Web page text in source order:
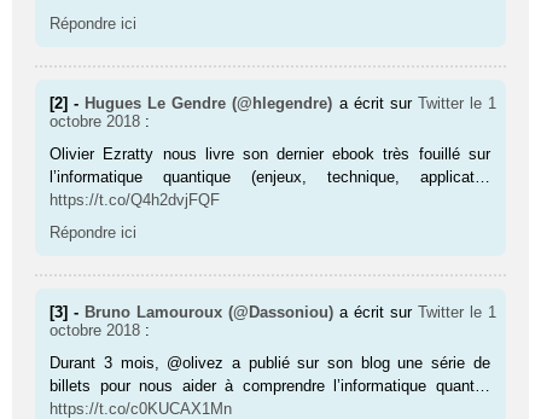
Répondre ici
[2] - Hugues Le Gendre (@hlegendre) a écrit sur Twitter le 1
octobre 2018 :
Olivier Ezratty nous livre son dernier ebook très fouillé sur
l’informatique quantique (enjeux, technique, applicat…
https://t.co/Q4h2dvjFQF
Répondre ici
[3] - Bruno Lamouroux (@Dassoniou) a écrit sur Twitter le 1
octobre 2018 :
Durant 3 mois, @olivez a publié sur son blog une série de
billets pour nous aider à comprendre l’informatique quant…
https://t.co/c0KUCAX1Mn